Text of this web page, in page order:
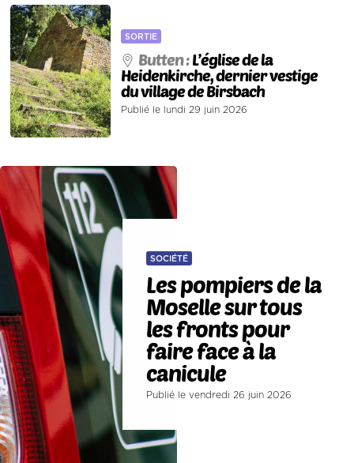
SORTIE
Butten :L’église de la
Heidenkirche, dernier vestige
du village de Birsbach
Publié le lundi 29 juin 2026
SOCIÉTÉ
Les pompiers de la
Moselle sur tous
les fronts pour
faire face à la
canicule
Publié le vendredi 26 juin 2026